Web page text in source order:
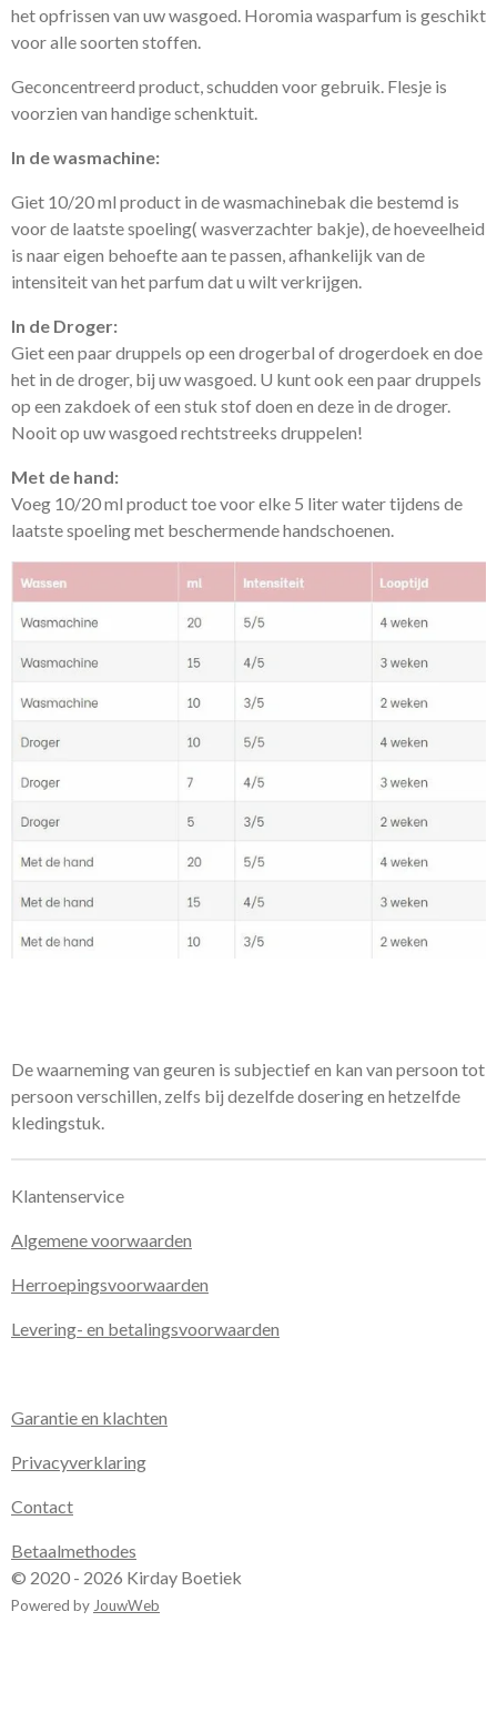
het opfrissen van uw wasgoed. Horomia wasparfum is geschikt
voor alle soorten stoffen.
Geconcentreerd product, schudden voor gebruik. Flesje is
voorzien van handige schenktuit.
In de wasmachine:
Giet 10/20 ml product in de wasmachinebak die bestemd is
voor de laatste spoeling( wasverzachter bakje), de hoeveelheid
is naar eigen behoefte aan te passen, afhankelijk van de
intensiteit van het parfum dat u wilt verkrijgen.
In de Droger:
Giet een paar druppels op een drogerbal of drogerdoek en doe
het in de droger, bij uw wasgoed. U kunt ook een paar druppels
op een zakdoek of een stuk stofdoen en deze in de droger.
Nooit op uw wasgoed rechtstreeks druppelen!
Met de hand:
Voeg 10/20 ml product toe voor elke 5 liter water tijdens de
laatste spoeling met beschermende handschoenen.
De waarneming van geuren is subjectief en kan van persoon tot
persoon verschillen, zelfs bij dezelfde dosering en hetzelfde
kledingstuk.
Klantenservice
Algemene voorwaarden
Herroepingsvoorwaarden
Levering- en betalingsvoorwaarden
Garantie en klachten
Privacyverklaring
Contact
Betaalmethodes
© 2020 - 2026 Kirday Boetiek
Powered byJouwWeb